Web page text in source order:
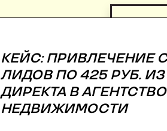
КЕЙС: ПРИВЛЕЧЕНИЕ
ЛИДОВ ПО 425 РУБ.
ДИРЕКТА В АГЕНТСТВО
НЕДВИЖИМОСТИ